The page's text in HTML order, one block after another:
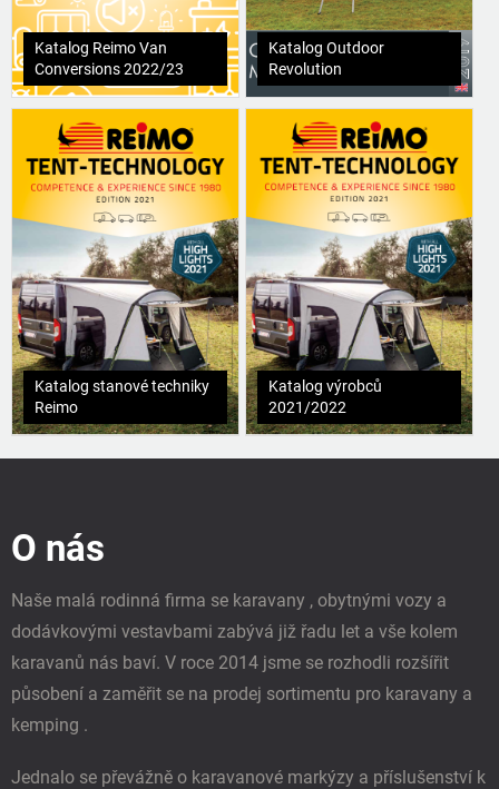
Katalog Reimo Van
Conversions 2022/23
Katalog Outdoor
Revolution
Katalog stanové techniky
Reimo
Katalog výrobců
2021/2022
O nás
Naše malá rodinná firma se karavany , obytnými vozy a
dodávkovými vestavbami zabývá již řadu let a vše kolem
karavanů nás baví. V roce 2014 jsme se rozhodli rozšířit
působení a zaměřit se na prodej sortimentu pro karavany a
kemping .
Jednalo se převážně o karavanové markýzy a příslušenství k